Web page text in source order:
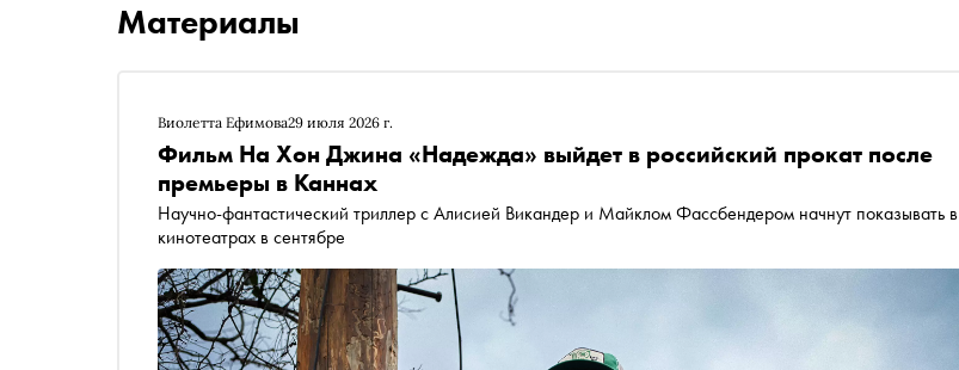
Материалы
Виолетта Ефимова29 июля 2026 г.
Фильм На Хон Джина «Надежда» выйдет в российский прокат после
премьеры в Каннах
Научно-фантастический триллер с Алисией Викандер и Майклом Фассбендером начнут показывать в
кинотеатрах в сентябре